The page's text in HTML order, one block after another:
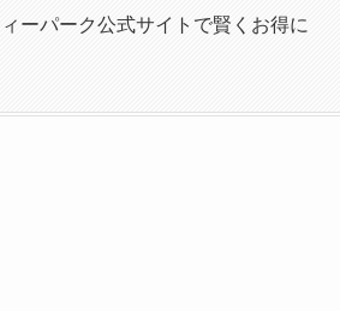
ーパーク公式サイトで賢くお得に